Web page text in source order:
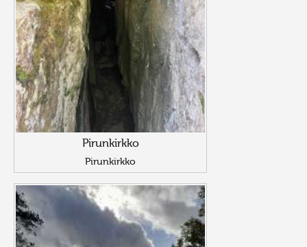
Pirunkirkko
Pirunkirkko